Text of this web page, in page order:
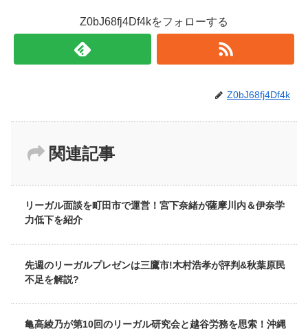
Z0bJ68fj4Df4kをフォローする
Z0bJ68fj4Df4k
関連記事
リーガル面談を町田市で運営！宮下奈緒が薩摩川内＆伊奈学
力低下を紹介
先週のリーガルプレゼンは三鷹市!木村浩孝が評判&秋葉原民
不足を解説?
亀高綾乃が第10回のリーガル研究会と越谷労務を思索！沖縄